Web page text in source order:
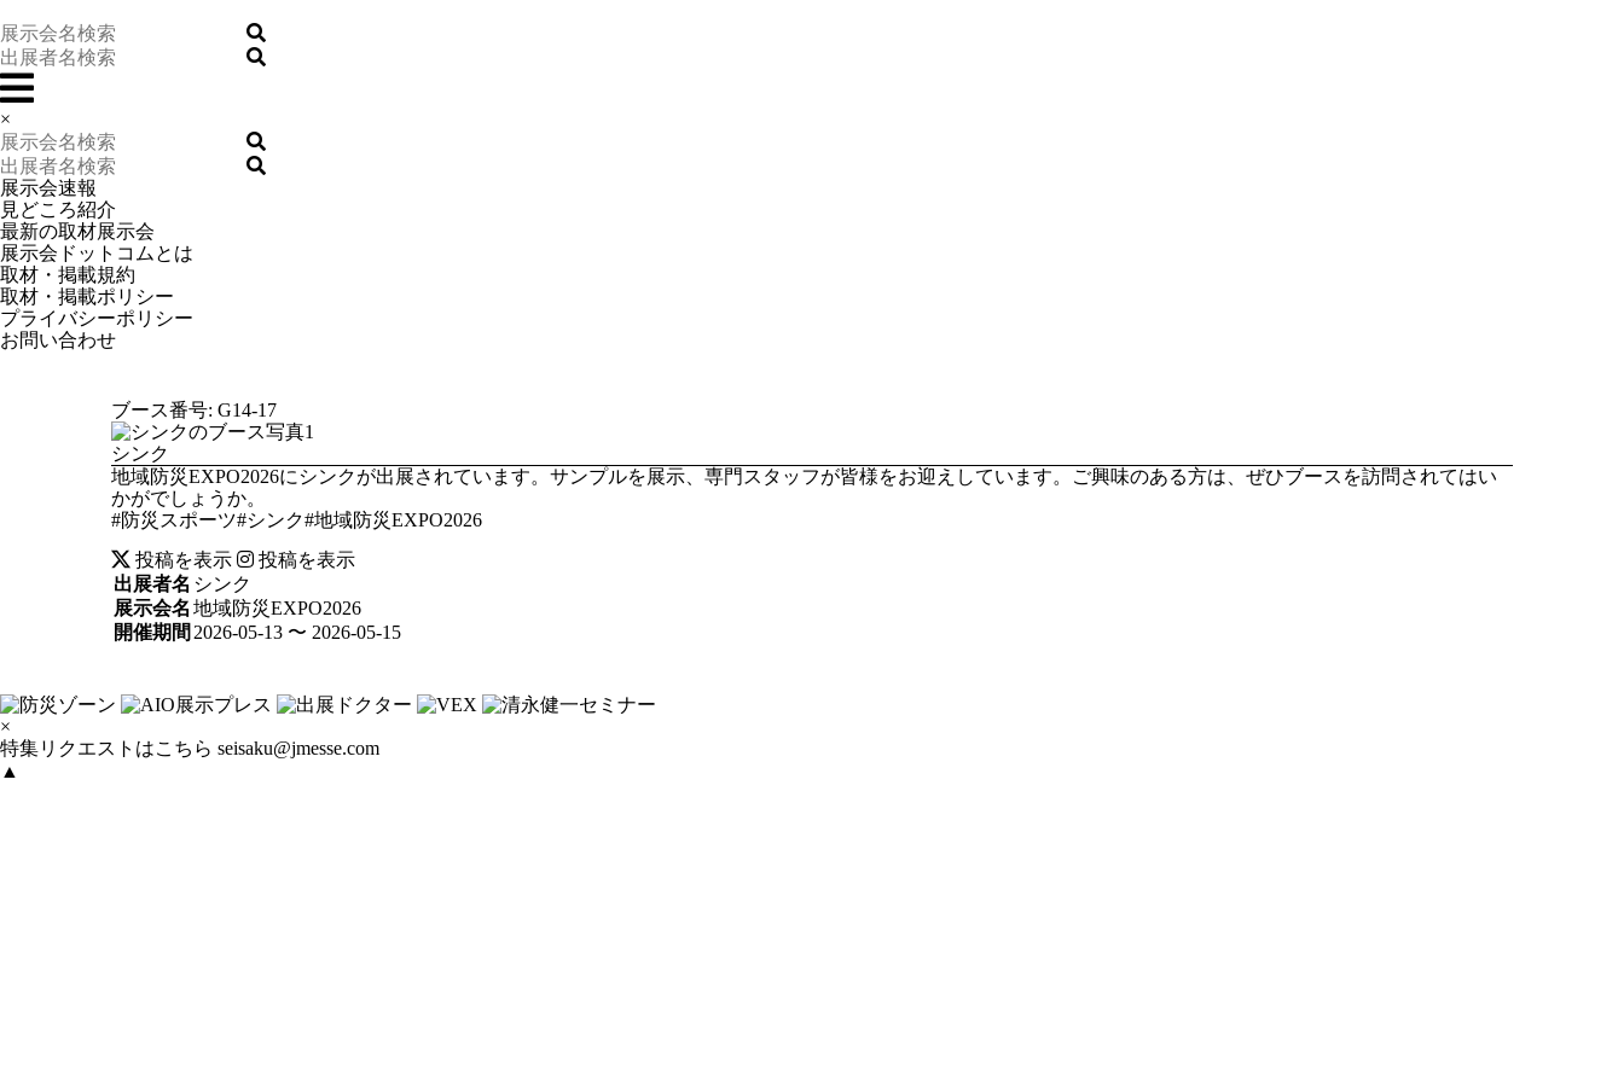
×
展示会速報
見どころ紹介
最新の取材展示会
展示会ドットコムとは
取材・掲載規約
取材・掲載ポリシー
プライバシーポリシー
お問い合わせ
ブース番号: G14-17
シンク
地域防災EXPO2026にシンクが出展されています。サンプルを展示、専門スタッフが皆様をお迎えしています。ご興味のある方は、ぜひブースを訪問されてはい
かがでしょうか。
#防災スポーツ#シンク#地域防災EXPO2026
投稿を表示
投稿を表示
出展者名 シンク
展示会名 地域防災EXPO2026
開催期間 2026-05-13 〜 2026-05-15
×
特集リクエストはこちら seisaku@jmesse.com
▲